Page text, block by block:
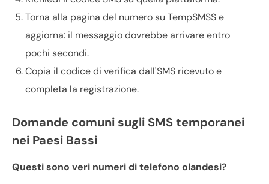
Torna alla pagina del numero su TempSMSS e
aggiorna: il messaggio dovrebbe arrivare entro
pochi secondi.
Copia il codice di verifica dall'SMS ricevuto e
completa la registrazione.
Domande comuni sugli SMS temporanei
nei Paesi Bassi
Questi sono veri numeri di telefono olandesi?